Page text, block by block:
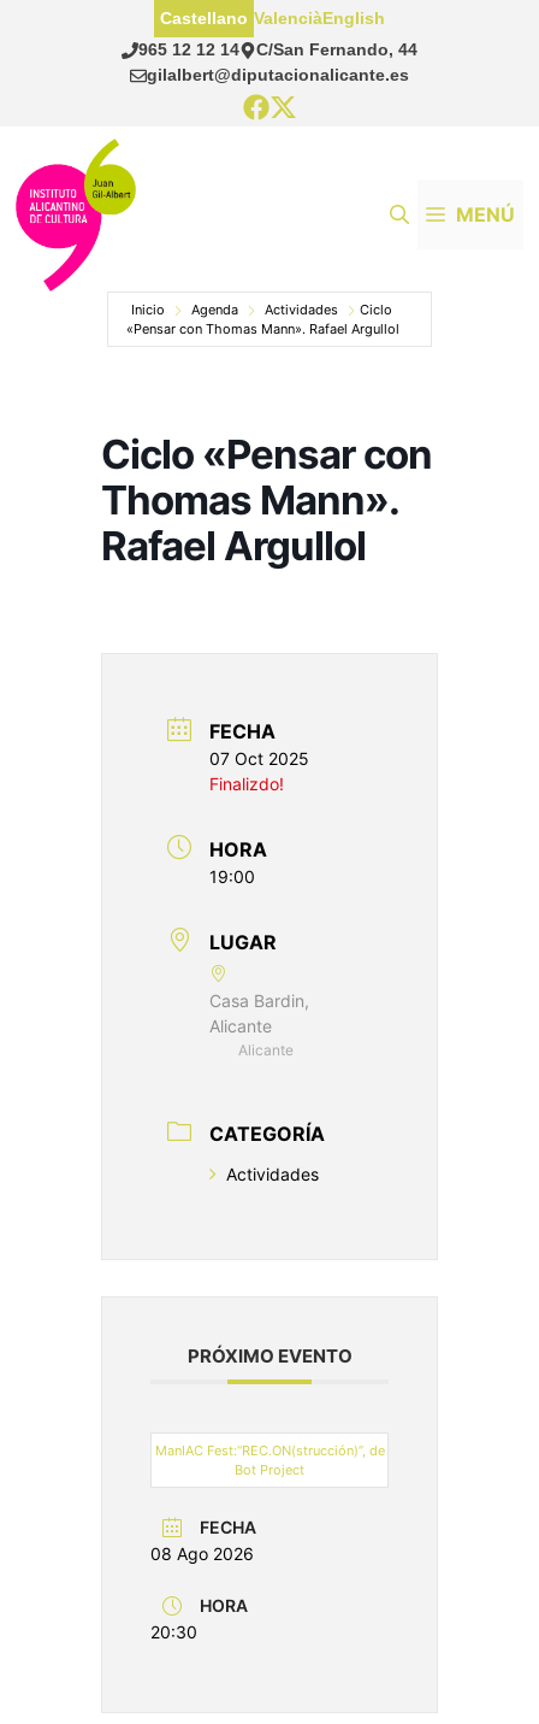
965 12 12 14
C/San Fernando, 44
gilalbert@diputacionalicante.es
Castellano ValenciàEnglish
MENÚ
Inicio Agenda Actividades
Ciclo
«Pensar con Thomas Mann». Rafael Argullol
Ciclo «Pensar con
Thomas Mann».
Rafael Argullol
FECHA
07 Oct 2025
Finalizdo!
HORA
19:00
LUGAR
Casa Bardin,
Alicante
Alicante
CATEGORÍA
Actividades
PRÓXIMO EVENTO
ManIAC Fest:“REC.ON(strucción)”, de
Bot Project
FECHA
08 Ago 2026
HORA
20:30